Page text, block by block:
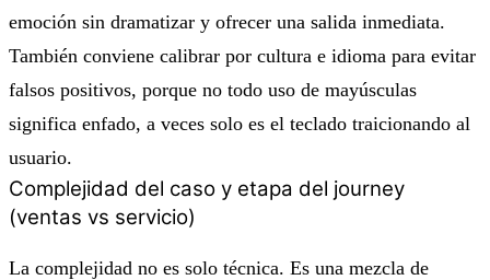
emoción sin dramatizar y ofrecer una salida inmediata.
También conviene calibrar por cultura e idioma para evitar
falsos positivos, porque no todo uso de mayúsculas
significa enfado, a veces solo es el teclado traicionando al
usuario.
Complejidad del caso y etapa del journey
(ventas vs servicio)
La complejidad no es solo técnica. Es una mezcla de